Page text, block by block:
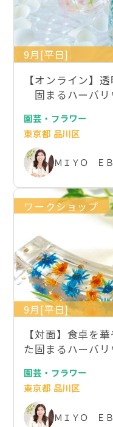
9月[平日]
【オンライン】
固まるハーバ
園芸・フラワー
東京都 品川区
ＭＩＹＯ Ｅ
ワークショップ
9月[平日]
【対面】食卓を
た固まるハーバ
園芸・フラワー
東京都 品川区
ＭＩＹＯ Ｅ